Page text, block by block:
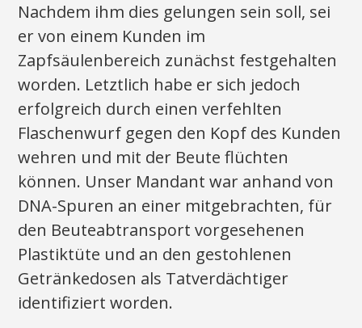
Nachdem ihm dies gelungen sein soll, sei
er von einem Kunden im
Zapfsäulenbereich zunächst festgehalten
worden. Letztlich habe er sich jedoch
erfolgreich durch einen verfehlten
Flaschenwurf gegen den Kopf des Kunden
wehren und mit der Beute flüchten
können. Unser Mandant war anhand von
DNA-Spuren an einer mitgebrachten, für
den Beuteabtransport vorgesehenen
Plastiktüte und an den gestohlenen
Getränkedosen als Tatverdächtiger
identifiziert worden.